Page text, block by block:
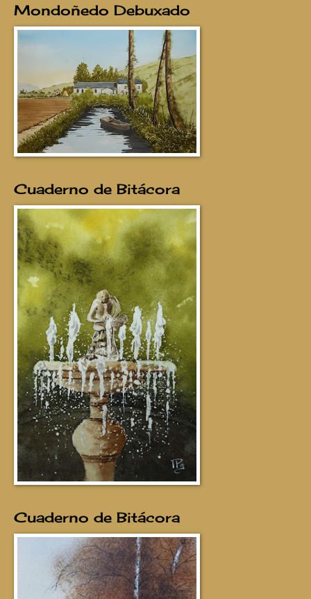
Mondoñedo Debuxado
Cuaderno de Bitácora
Cuaderno de Bitácora